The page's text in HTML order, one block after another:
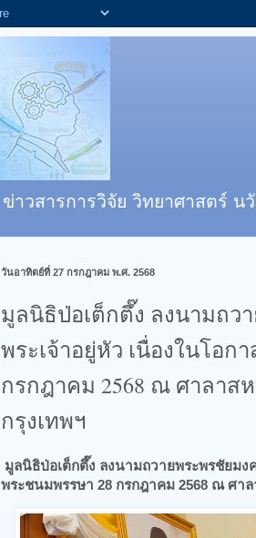
ข่าวสารการวิจัย วิทยาศาสตร์
วันอาทิตย์ที่ 27 กรกฎาคม พ.ศ. 2568
มูลนิธิป่อเต็กตึ๊ง ลงนามถว
พระเจ้าอยู่หัว เนื่องในโอก
กรกฎาคม 2568 ณ ศาลาส
กรุงเทพฯ
มูลนิธิป่อเต็กตึ๊ง ลงนามถวายพระพรชัยมง
พระชนมพรรษา 28 กรกฎาคม 2568 ณ ศา